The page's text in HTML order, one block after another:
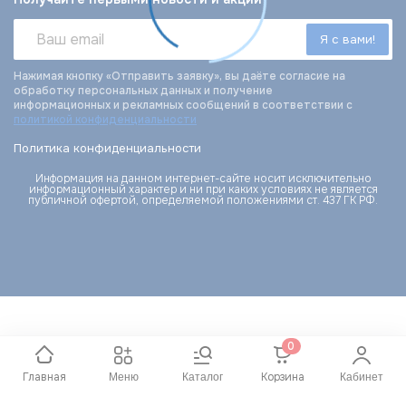
Нажимая кнопку «Отправить заявку», вы даёте согласие на
обработку персональных данных и получение
информационных и рекламных сообщений в соответствии с
политикой конфиденциальности
Политика конфиденциальности
Информация на данном интернет-сайте носит исключительно
информационный характер и ни при каких условиях не является
публичной офертой, определяемой положениями ст. 437 ГК РФ.
Главная Меню Каталог
0
Корзина Кабинет